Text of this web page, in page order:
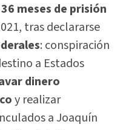
meses de prisión
tras declararse
: conspiración
a Estados
dinero
y realizar
a Joaquín